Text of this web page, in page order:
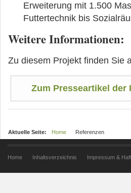
Erweiterung mit 1.500
Futtertechnik bis
Weitere Informationen:
Zu diesem Projekt finden Sie
Zum Presseartikel der
Aktuelle Seite: Home Referenzen
Home Inhaltsverzeichnis Impressum &